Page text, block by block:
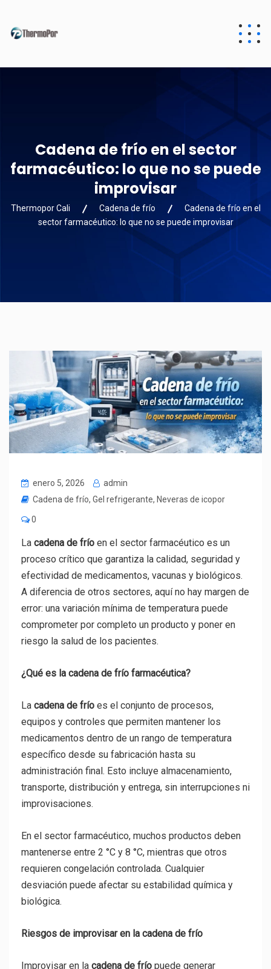
Cadena de frío en el sector
farmacéutico: lo que no se puede
improvisar
Thermopor Cali Cadena de frío
Cadena de frío en el
sector farmacéutico: lo que no se puede improvisar
enero 5, 2026
admin
Cadena de frío, Gel refrigerante, Neveras de icopor
0
La cadena de frío en el sector farmacéutico es un
proceso crítico que garantiza la calidad, seguridad y
efectividad de medicamentos, vacunas y biológicos.
A diferencia de otros sectores, aquí no hay margen de
error: una variación mínima de temperatura puede
comprometer por completo un producto y poner en
riesgo la salud de los pacientes.
¿Qué es la cadena de frío farmacéutica?
La cadena de frío es el conjunto de procesos,
equipos y controles que permiten mantener los
medicamentos dentro de un rango de temperatura
específico desde su fabricación hasta su
administración final. Esto incluye almacenamiento,
transporte, distribución y entrega, sin interrupciones ni
improvisaciones.
En el sector farmacéutico, muchos productos deben
mantenerse entre 2 °C y 8 °C, mientras que otros
requieren congelación controlada. Cualquier
desviación puede afectar su estabilidad química y
biológica.
Riesgos de improvisar en la cadena de frío
Improvisar en la cadena de frío puede generar